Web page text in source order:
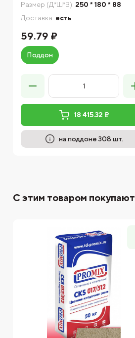
Размер (Д*Ш*В): 250 * 180 * 88
Доставка: есть
59.79 ₽
Поддон
18 415.32 ₽
на поддоне 308 шт.
С этим товаром покупают